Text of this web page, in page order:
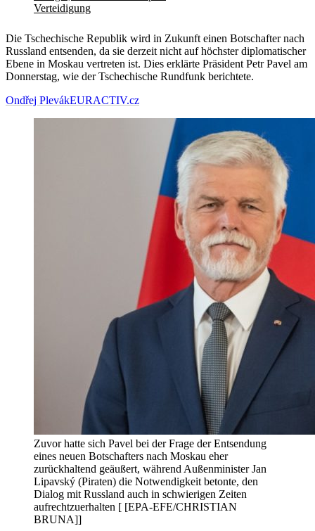
Verteidigung
Die Tschechische Republik wird in Zukunft einen Botschafter nach
Russland entsenden, da sie derzeit nicht auf höchster diplomatischer
Ebene in Moskau vertreten ist. Dies erklärte Präsident Petr Pavel am
Donnerstag, wie der Tschechische Rundfunk berichtete.
Ondřej PlevákEURACTIV.cz
Zuvor hatte sich Pavel bei der Frage der Entsendung
eines neuen Botschafters nach Moskau eher
zurückhaltend geäußert, während Außenminister Jan
Lipavský (Piraten) die Notwendigkeit betonte, den
Dialog mit Russland auch in schwierigen Zeiten
aufrechtzuerhalten [ [EPA-EFE/CHRISTIAN
BRUNA]]